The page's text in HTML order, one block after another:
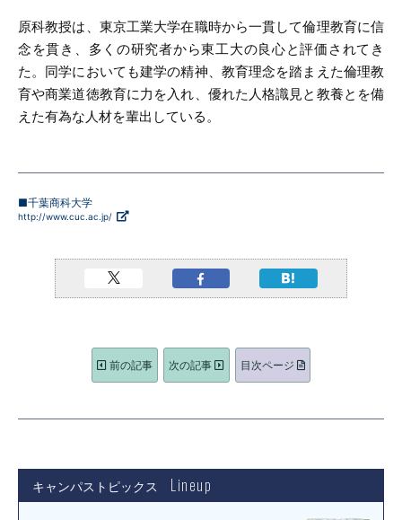
原科教授は、東京工業大学在職時から一貫して倫理教育に信
念を貫き、多くの研究者から東工大の良心と評価されてき
た。同学においても建学の精神、教育理念を踏まえた倫理教
育や商業道徳教育に力を入れ、優れた人格識見と教養とを備
えた有為な人材を輩出している。
■千葉商科大学
http://www.cuc.ac.jp/
前の記事 次の記事 目次ページ
キャンパストピックス Lineup